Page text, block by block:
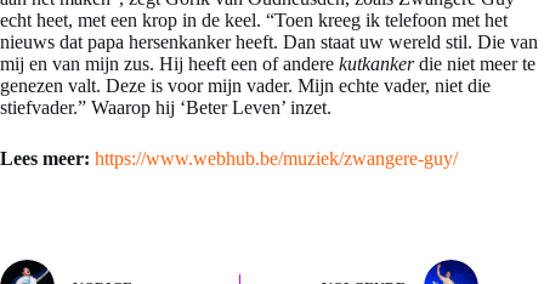
echt heet, met een krop in de keel. “Toen kreeg ik telefoon met het
nieuws dat papa hersenkanker heeft. Dan staat uw wereld stil. Die van
mij en van mijn zus. Hij heeft een of andere kutkankerdie niet meer te
genezen valt. Deze is voor mijn vader. Mijn echte vader, niet die
stiefvader.” Waarop hij ‘Beter Leven’ inzet.
Lees meer: https://www.webhub.be/muziek/zwangere-guy/